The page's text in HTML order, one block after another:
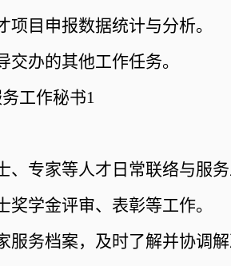
项目申报数据统计与分析。
交办的其他工作任务。
工作秘书1
、专家等人才日常联络与服
奖学金评审、表彰等工作。
服务档案，及时了解并协调